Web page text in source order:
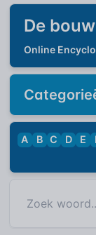
De
Online
A B C D E